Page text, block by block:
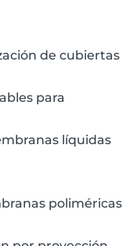
de cubiertas
para
líquidas
poliméricas